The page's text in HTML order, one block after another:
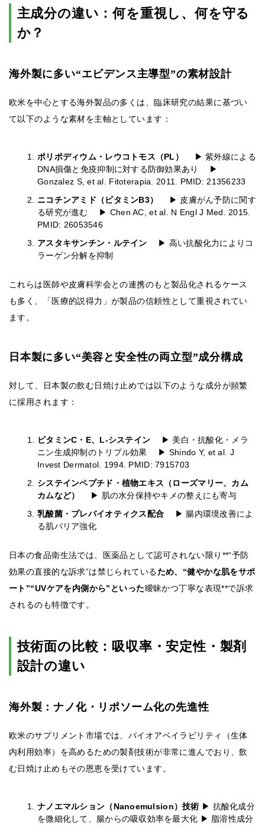
主成分の違い：何を重視し、何を守る
か？
海外製に多い“エビデンス主導型”の素材設計
欧米を中心とする海外製品の多くは、臨床研究の結果に基づい
て以下のような素材を主軸としています：
ポリポディウム・レウコトモス（PL）
▶ 紫外線による
DNA損傷と免疫抑制に対する防御効果あり ▶
Gonzalez S, et al. Fitoterapia. 2011. PMID: 21356233
ニコチンアミド（ビタミンB3）
▶ 皮膚がん予防に関す
る研究が進む ▶ Chen AC, et al. N Engl J Med. 2015.
PMID: 26053546
アスタキサンチン・ルテイン
▶ 高い抗酸化力によりコ
ラーゲン分解を抑制
これらは医師や皮膚科学会との連携のもと製品化されるケース
も多く、「医療的説得力」が製品の信頼性として重視されてい
ます。
日本製に多い“美容と安全性の両立型”成分構成
対して、日本製の飲む日焼け止めでは以下のような成分が頻繁
に採用されます：
ビタミンC・E、L-システイン
▶ 美白・抗酸化・メラ
ニン生成抑制のトリプル効果 ▶ Shindo Y, et al. J
Invest Dermatol. 1994. PMID: 7915703
システインペプチド・植物エキス（ローズマリー、カム
カムなど）
▶ 肌の水分保持やキメの整えにも寄与
乳酸菌・プレバイオティクス配合
▶ 腸内環境改善によ
る肌バリア強化
日本の食品衛生法では、医薬品として認可されない限り**“予防
効果の直接的な訴求”は禁じられているため、“健やかな肌をサポ
ート”“UVケアを内側から”といった曖昧かつ丁寧な表現**で訴求
されるのも特徴です。
技術面の比較：吸収率・安定性・製剤
設計の違い
海外製：ナノ化・リポソーム化の先進性
欧米のサプリメント市場では、バイオアベイラビリティ（生体
内利用効率）を高めるための製剤技術が非常に進んでおり、飲
む日焼け止めもその恩恵を受けています。
ナノエマルション（Nanoemulsion）技術 ▶ 抗酸化成分
を微細化して、腸からの吸収効率を最大化 ▶ 脂溶性成分